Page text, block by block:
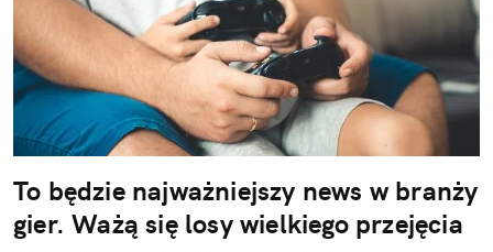
To będzie najważniejszy news w branży
gier. Ważą się losy wielkiego przejęcia